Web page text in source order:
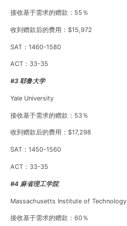
接收基于需求的赠款：55％
收到赠款后的费用：$15,972
SAT：1460-1580
ACT：33-35
#3 耶鲁大学
Yale University
接收基于需求的赠款：53％
收到赠款后的费用：$17,298
SAT：1450-1560
ACT：33-35
#4 麻省理工学院
Massachusetts Institute of Technology
接收基于需求的赠款：60％